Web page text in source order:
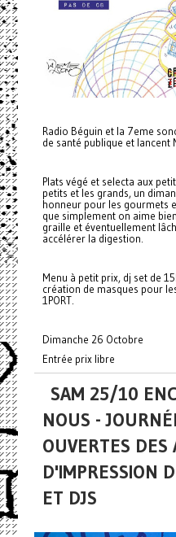
Radio Béguin et la 7eme
de santé publique et lancent
Plats végé et selecta aux
petits et les grands, un
honneur pour les gourmets
que simplement on aime
graille et éventuellement
accélérer la digestion.
Menu à petit prix, dj set de
création de masques pour
1PORT.
Dimanche 26 Octobre
Entrée prix libre
SAM 25/10
NOUS -
OUVERTES DES
D'IMPRESSION
ET DJS